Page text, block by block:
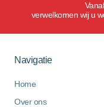
verwelkomen wij u
Navigatie
Home
Over ons